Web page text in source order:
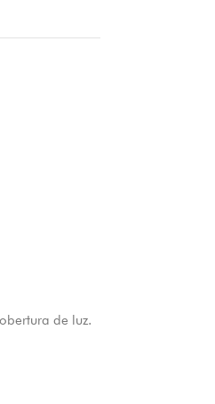
de luz.